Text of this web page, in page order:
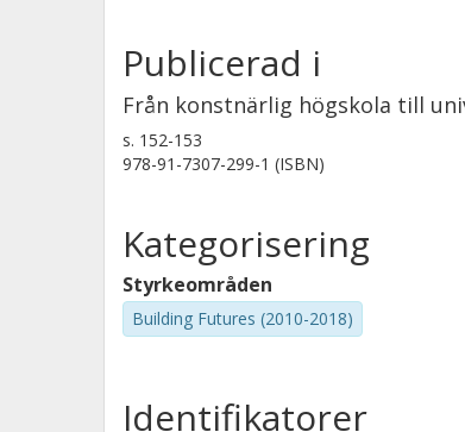
Publicerad i
Från konstnärlig högskola till
s. 152-153
978-91-7307-299-1 (ISBN)
Kategorisering
Styrkeområden
Building Futures (2010-2018)
Identifikatorer